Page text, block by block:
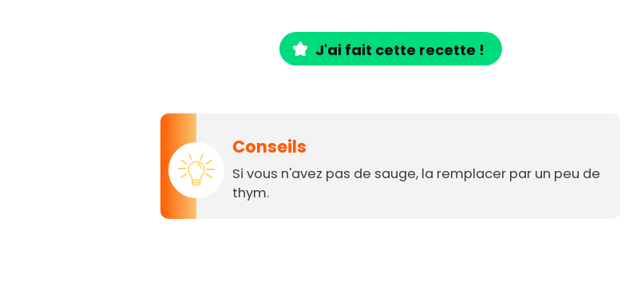
J'ai fait cette recette !
Conseils
Si vous n'avez pas de sauge, la remplacer par un peu de
thym.